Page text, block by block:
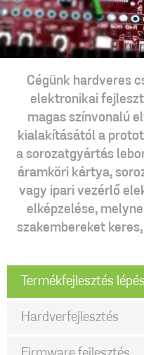
Cégünk hardveres
elektronikai
magas színvonalú
kialakításától a
a sorozatgyártás
áramköri kártya,
vagy ipari vezérlő
elképzelése,
szakembereket
Termékfejlesztés
Hardverfejlesztés